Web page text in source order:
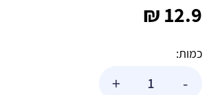
12.9
₪
כמות:
-
+